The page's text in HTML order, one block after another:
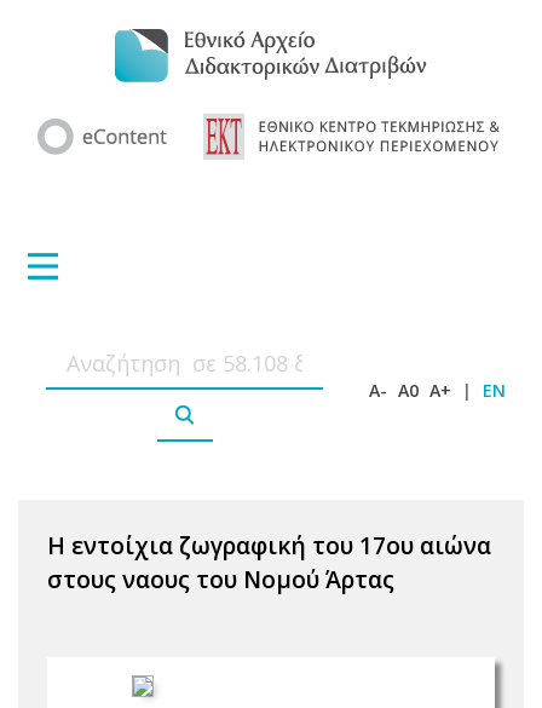
A- A0 A+ | EN
Η εντοίχια ζωγραφική του 17ου αιώνα
στους ναους του Νομού Άρτας